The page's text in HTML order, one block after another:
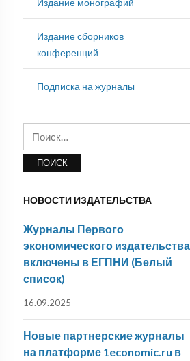
Издание сборников
конференций
Подписка на журналы
НОВОСТИ ИЗДАТЕЛЬСТВА
Журналы Первого
экономического издательства
включены в ЕГПНИ (Белый
список)
16.09.2025
Новые партнерские журналы
на платформе 1economic.ru в